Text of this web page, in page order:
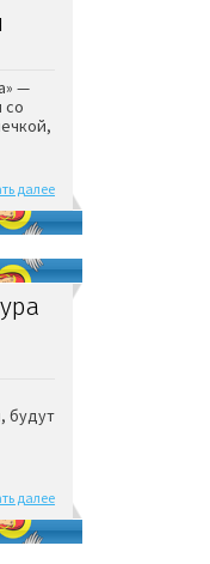
—
со
далее
будут
далее